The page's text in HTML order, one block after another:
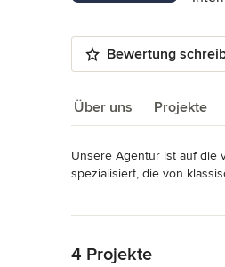
Bewertung
Über uns Projekte
Über uns
Unsere Agentur ist auf die
spezialisiert, die von
Angaben gemäß § 5 TMG
Neumann Siehe auf
4 Projekte